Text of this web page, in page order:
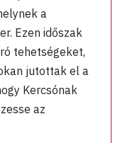
a
Ezen időszak
tehetségeket,
jutottak el a
Kercsónak
az